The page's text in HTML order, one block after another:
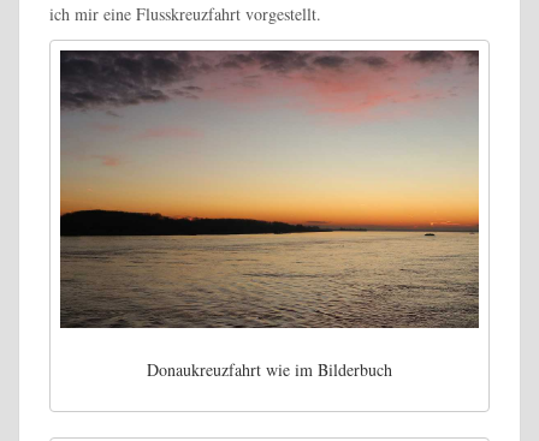
ich mir eine Flusskreuzfahrt vorgestellt.
Donaukreuzfahrt wie im Bilderbuch